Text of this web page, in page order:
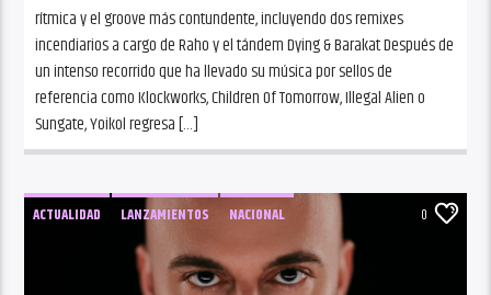
rítmica y el groove más contundente, incluyendo dos remixes
incendiarios a cargo de Raho y el tándem Dying & Barakat Después de
un intenso recorrido que ha llevado su música por sellos de
referencia como Klockworks, Children Of Tomorrow, Illegal Alien o
Sungate, Yoikol regresa […]
ACTUALIDAD LANZAMIENTOS NACIONAL 0